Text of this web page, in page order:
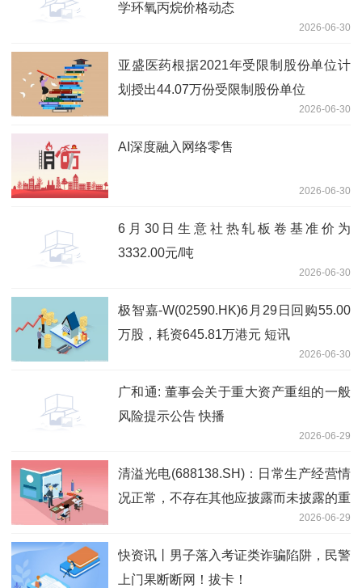
学环氧丙烷价格动态
2026-06-30
亚盛医药根据2021年受限制股份单位计
划授出44.07万份受限制股份单位
2026-06-30
AI深度融入网络零售
2026-06-30
6月30日生意社热轧板卷基准价为
3332.00元/吨
2026-06-30
极智嘉-W(02590.HK)6月29日回购55.00
万股，耗资645.81万港元 短讯
2026-06-30
广和通: 董事会关于重大资产重组的一般
风险提示公告 快播
2026-06-29
清溢光电(688138.SH)：日常生产经营情
况正常，不存在其他应披露而未披露的重
2026-06-29
快资讯丨男子落入考证类诈骗陷阱，民警
上门果断断网！拔卡！